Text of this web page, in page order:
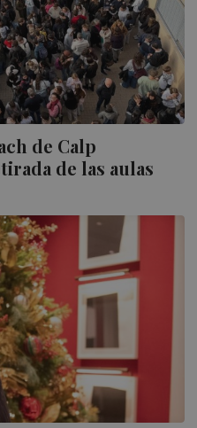
de Calp
de las aulas